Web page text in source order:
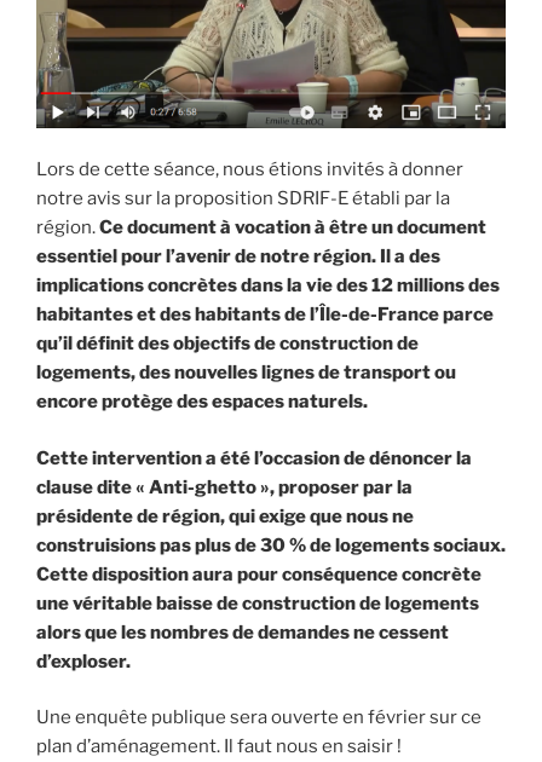
Lors de cette séance, nous étions invités à donner
notre avis sur la proposition SDRIF-E établi par la
région.Ce document à vocation à être un document
essentiel pour l’avenir de notre région. Il a des
implications concrètes dans la vie des 12 millions des
habitantes et des habitants de l’Île-de-France parce
qu’il définit des objectifs de construction de
logements, des nouvelles lignes de transport ou
encore protège des espaces naturels.
Cette intervention a été l’occasion de dénoncer la
clause dite « Anti-ghetto », proposer par la
présidente de région, qui exige que nous ne
construisions pas plus de 30 % de logements sociaux.
Cette disposition aura pour conséquence concrète
une véritable baisse de construction de logements
alors que les nombres de demandes ne cessent
d’exploser.
Une enquête publique sera ouverte en février sur ce
plan d’aménagement. Il faut nous en saisir !